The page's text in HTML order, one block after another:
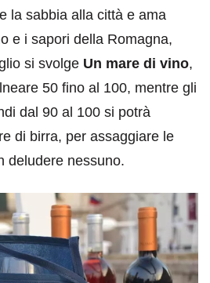
la sabbia alla città e ama
e i sapori della Romagna,
si svolge Un mare di vino,
50 fino al 100, mentre gli
dal 90 al 100 si potrà
di birra, per assaggiare le
deludere nessuno.